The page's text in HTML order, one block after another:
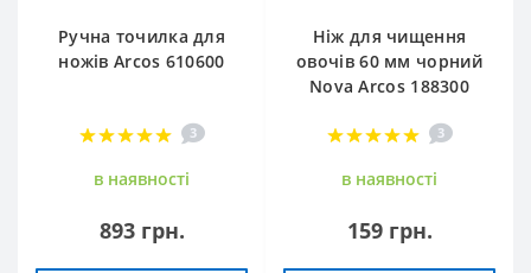
Ручна точилка для
ножів Arcos 610600
3
в наявностi
893 грн.
Ніж для чищення
овочів 60 мм чорний
Nova Arcos 188300
3
в наявностi
159 грн.